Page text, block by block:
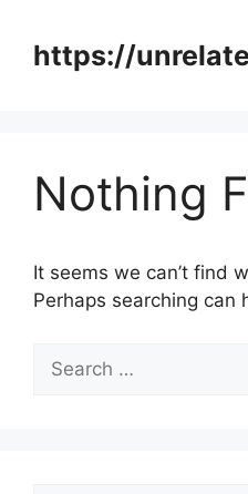
contenthttps://
Nothing
It seems we can’t find
Perhaps searching can
for: